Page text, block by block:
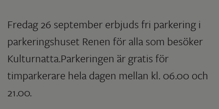
Fredag 26 september erbjuds fri parkering i
parkeringshuset Renen för alla som besöker
Kulturnatta.Parkeringen är gratis för
timparkerare hela dagen mellan kl. 06.00 och
21.00.